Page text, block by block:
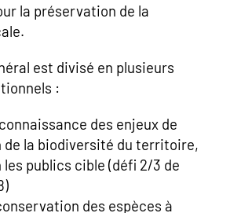
la préservation de la
est divisé en plusieurs
:
des enjeux de
la biodiversité du territoire,
publics cible (défi 2/3 de
des espèces à